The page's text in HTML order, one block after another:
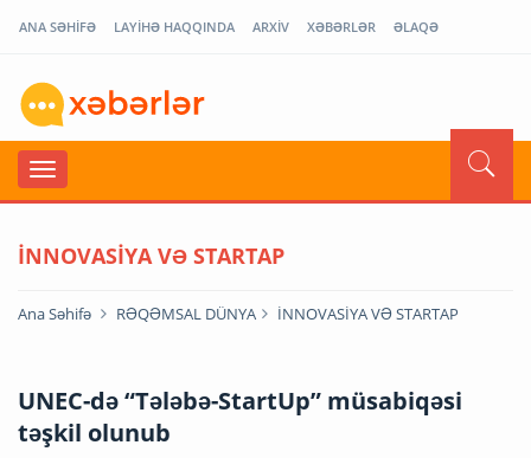
ANA SƏHİFƏ LAYİHƏ HAQQINDA ARXİV XƏBƏRLƏR ƏLAQƏ
İNNOVASİYA VƏ STARTAP
Ana Səhifə RƏQƏMSAL DÜNYA İNNOVASİYA VƏ STARTAP
UNEC-də “Tələbə-StartUp” müsabiqəsi
təşkil olunub